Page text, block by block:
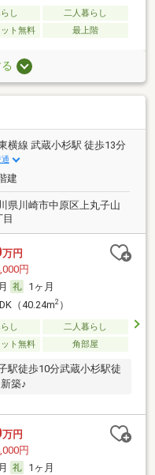
し
二人暮らし
ト無料 最上階
横線 武蔵小杉駅 徒歩13分
建
県川崎市中原区上丸子山
万円
円
1ヶ月
（40.24m2）
し
二人暮らし
ト無料 角部屋
駅徒歩10分武蔵小杉駅徒
築♪
万円
円
1ヶ月